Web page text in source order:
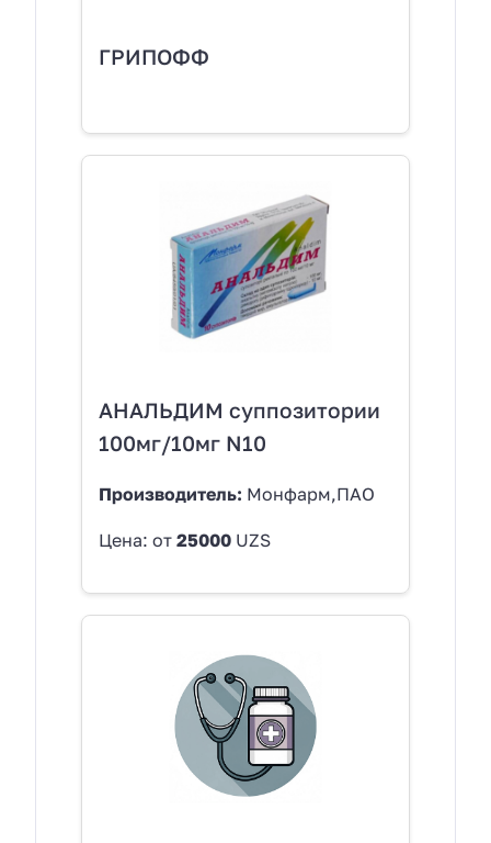
ГРИПОФФ
АНАЛЬДИМ суппозитории
100мг/10мг N10
Производитель: Монфарм,ПАО
Цена: от 25000 UZS